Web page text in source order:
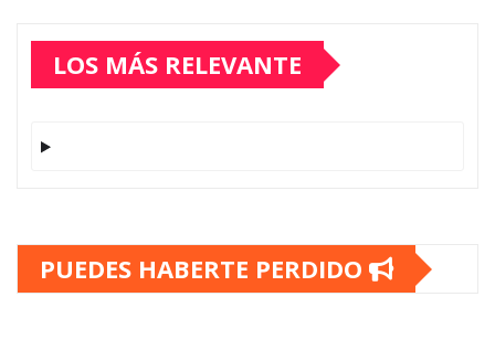
LOS MÁS RELEVANTE
PUEDES HABERTE PERDIDO